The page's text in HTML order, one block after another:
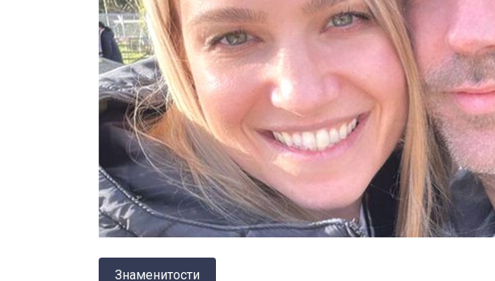
Знаменитости